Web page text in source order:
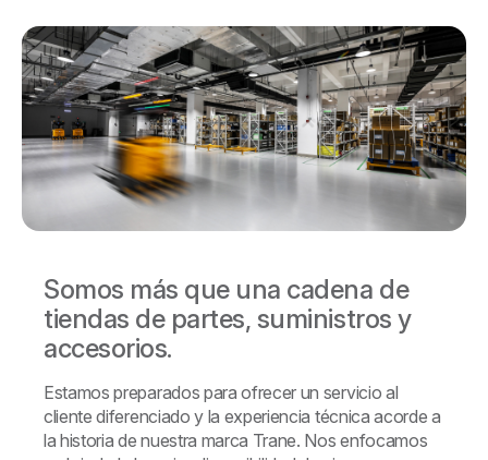
Somos más que una cadena de
tiendas de partes, suministros y
accesorios.
Estamos preparados para ofrecer un servicio al
cliente diferenciado y la experiencia técnica acorde a
la historia de nuestra marca Trane. Nos enfocamos